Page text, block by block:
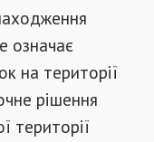
означає
на території
рішення
території